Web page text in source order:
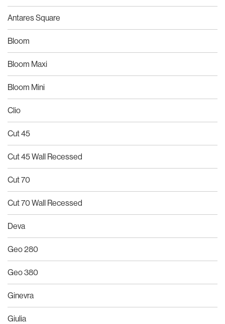
Antares Square
Bloom
Bloom Maxi
Bloom Mini
Clio
Cut 45
Cut 45 Wall Recessed
Cut 70
Cut 70 Wall Recessed
Deva
Geo 280
Geo 380
Ginevra
Giulia